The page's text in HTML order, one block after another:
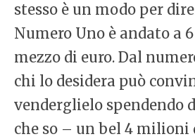
stesso è un modo per
Numero Uno è andato a
mezzo di euro. Dal
chi lo desidera può
venderglielo spendendo
che so – un bel 4